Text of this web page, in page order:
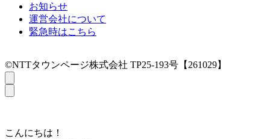
お知らせ
運営会社について
緊急時はこちら
©NTTタウンページ株式会社 TP25-193号【261029】
こんにちは！